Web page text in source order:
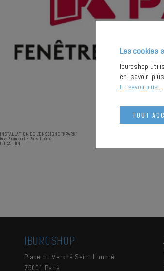
INSTALLATION DE L'ENSEIGNE "KPARK"
Rue Popincourt - Paris 11ème
LOCATION
IBUROSHOP
Place du Marché Saint-Honoré
75001 Paris
Les cookies
Iburoshop
en savoir
En savoir plus...
TOUT